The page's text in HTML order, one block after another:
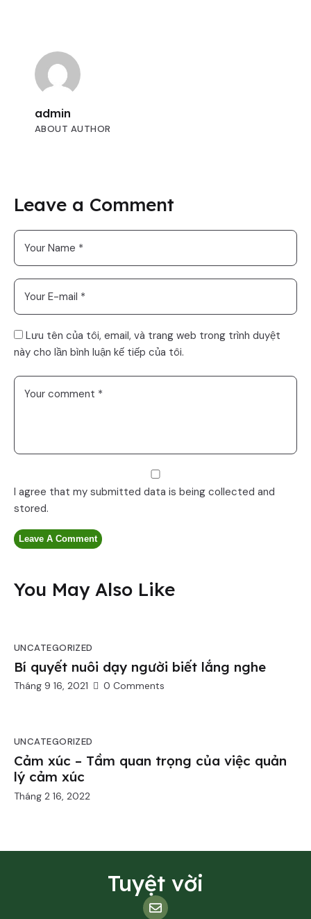
admin
ABOUT AUTHOR
Leave a Comment
Lưu tên của tôi, email, và trang web trong trình duyệt
này cho lần bình luận kế tiếp của tôi.
I agree that my submitted data is being collected and
stored.
You May Also Like
UNCATEGORIZED
Bí quyết nuôi dạy người biết lắng nghe
Tháng 9 16, 2021 0 Comments
UNCATEGORIZED
Cảm xúc – Tầm quan trọng của việc quản
lý cảm xúc
Tháng 2 16, 2022
Tuyệt vời